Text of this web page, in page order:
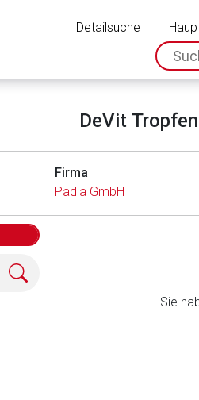
Detailsuche
DeVit
Firma
Pädia GmbH
Sie
Aufruf einer externen Seite
Der von Ihnen aufgerufene Link